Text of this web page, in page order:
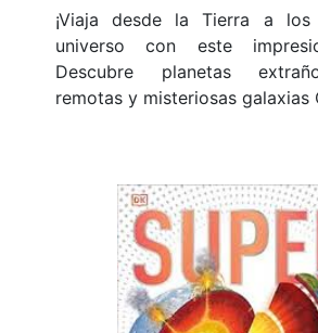
¡Viaja desde la Tierra a los
universo con este
Descubre planetas
remotas y misteriosas galaxias